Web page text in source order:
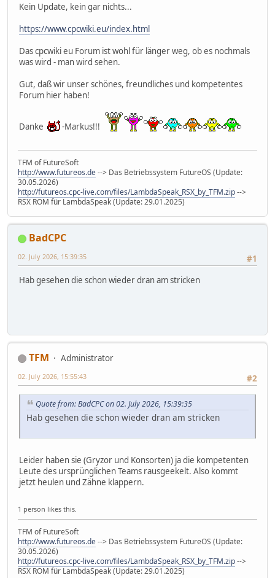
Kein Update, kein gar nichts...
https://www.cpcwiki.eu/index.html
Das cpcwiki eu Forum ist wohl für länger weg, ob es nochmals
was wird - man wird sehen.
Gut, daß wir unser schönes, freundliches und kompetentes
Forum hier haben!
Danke -Markus!!!
TFM of FutureSoft
http://www.futureos.de--> Das Betriebssystem FutureOS (Update:
30.05.2026)
http://futureos.cpc-live.com/files/LambdaSpeak_RSX_by_TFM.zip-->
RSX ROM für LambdaSpeak (Update: 29.01.2025)
BadCPC
#1
02. July 2026, 15:39:35
Hab gesehen die schon wieder dran am stricken
TFM
Administrator
#2
02. July 2026, 15:55:43
Quote from: BadCPC on 02. July 2026, 15:39:35
Hab gesehen die schon wieder dran am stricken
Leider haben sie (Gryzor und Konsorten) ja die kompetenten
Leute des ursprünglichen Teams rausgeekelt. Also kommt
jetzt heulen und Zähne klappern.
1 person likes this.
TFM of FutureSoft
http://www.futureos.de--> Das Betriebssystem FutureOS (Update:
30.05.2026)
http://futureos.cpc-live.com/files/LambdaSpeak_RSX_by_TFM.zip-->
RSX ROM für LambdaSpeak (Update: 29.01.2025)